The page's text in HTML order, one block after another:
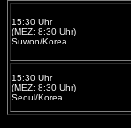
15:30 Uhr
(MEZ: 8:30 Uhr)
Suwon/Korea
15:30 Uhr
(MEZ: 8:30 Uhr)
Seoul/Korea